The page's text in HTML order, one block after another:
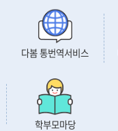
다봄 통번역서비스
학부모마당